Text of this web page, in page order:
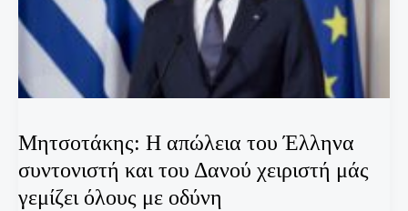
Μητσοτάκης: Η απώλεια του Έλληνα
συντονιστή και του Δανού χειριστή μάς
γεμίζει όλους με οδύνη